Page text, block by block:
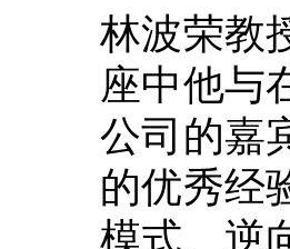
林波荣教
座中他与
公司的嘉
的优秀经
模式、逆